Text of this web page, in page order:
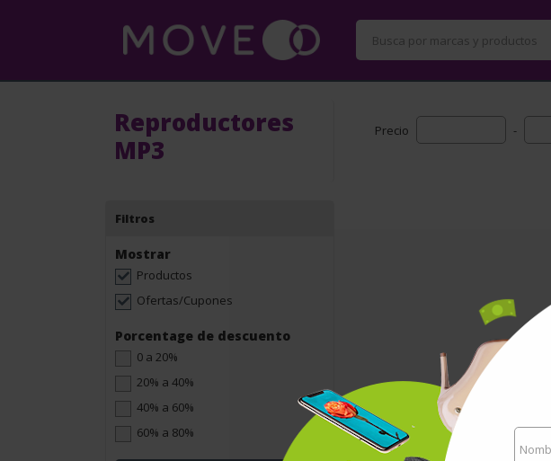
Reproductores
MP3
Filtros
Mostrar
Productos
Ofertas/Cupones
Porcentage de descuento
0 a 20%
20% a 40%
40% a 60%
60% a 80%
Precio -